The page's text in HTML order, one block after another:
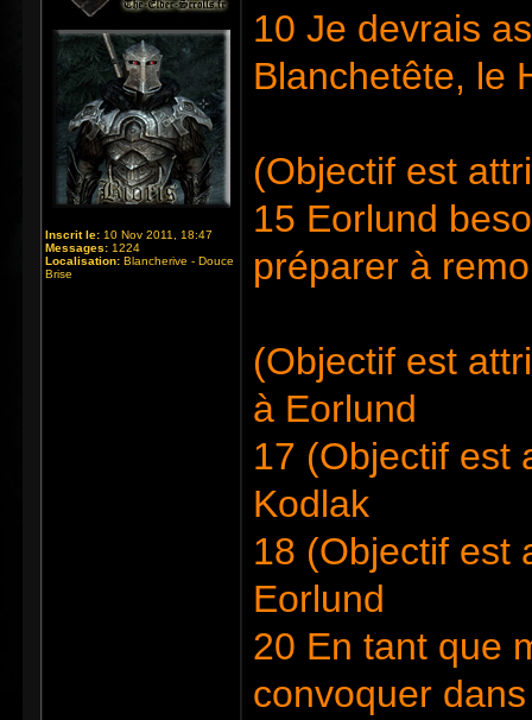
Inscrit le: 10 Nov 2011, 18:47
Messages: 1224
Localisation: Blancherive - Douce
Brise
10 Je devrais
Blanchetête, le
(Objectif est
15 Eorlund
préparer à
(Objectif est
à Eorlund
17 (Objectif est
Kodlak
18 (Objectif est
Eorlund
20 En tant que
convoquer